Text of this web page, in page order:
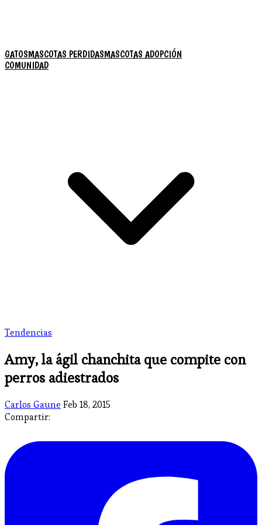
GATOSMASCOTAS PERDIDASMASCOTAS ADOPCIÓN
COMUNIDAD
Tendencias
Amy, la ágil chanchita que compite con
perros adiestrados
Carlos Gaune Feb 18, 2015
Compartir: